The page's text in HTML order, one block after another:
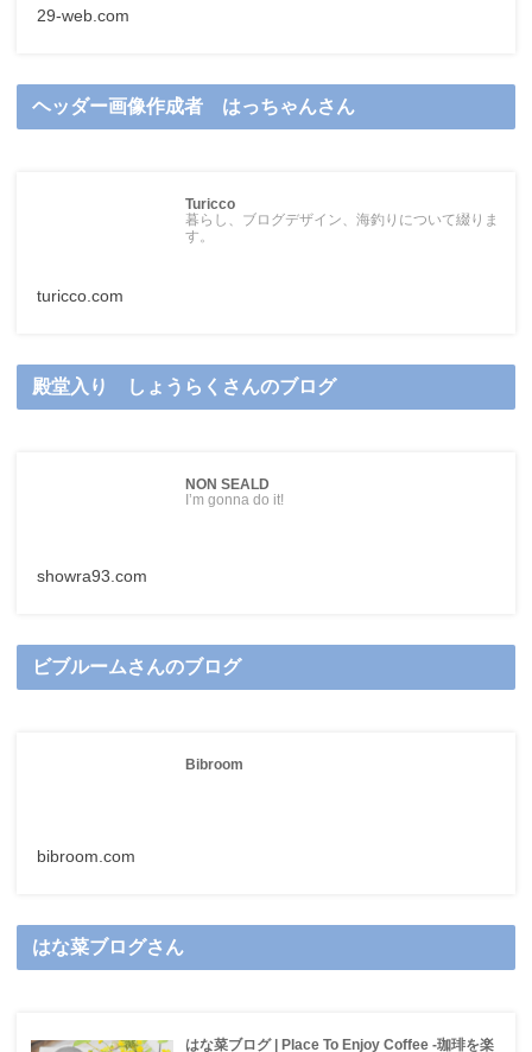
29-web.com
ヘッダー画像作成者 はっちゃんさん
Turicco
暮らし、ブログデザイン、海釣りについて綴りま
す。
turicco.com
殿堂入り しょうらくさんのブログ
NON SEALD
I’m gonna do it!
showra93.com
ビブルームさんのブログ
Bibroom
bibroom.com
はな菜ブログさん
はな菜ブログ | Place To Enjoy Coffee -珈琲を楽